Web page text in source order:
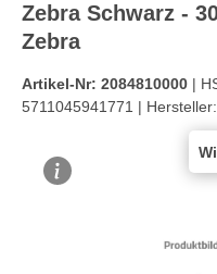
Zebra Schwarz -
Zebra
Artikel-Nr: 2084810000 |
5711045941771 | Hersteller: